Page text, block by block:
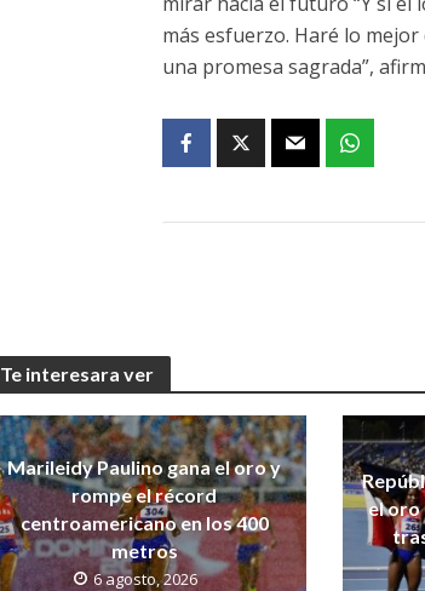
más esfuerzo. Haré lo
una promesa sagrada”,
Te interesara ver
Marileidy Paulino gana el oro y
rompe el récord
centroamericano en los 400
metros
6 agosto, 2026
el oro